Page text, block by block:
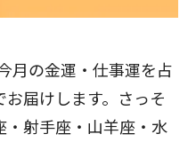
月の金運・仕事運を占
届けします。さっそ
・射手座・山羊座・水